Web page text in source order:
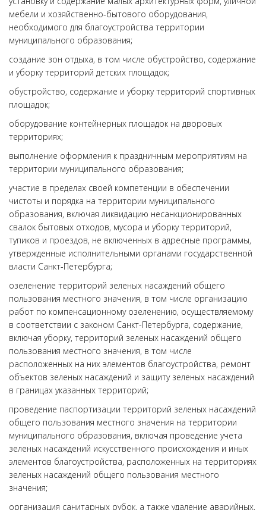
мебели и хозяйственно-бытового оборудования,
необходимого для благоустройства территории
муниципального образования;
создание зон отдыха, в том числе обустройство, содержание
и уборку территорий детских площадок;
обустройство, содержание и уборку территорий спортивных
площадок;
оборудование контейнерных площадок на дворовых
территориях;
выполнение оформления к праздничным мероприятиям на
территории муниципального образования;
участие в пределах своей компетенции в обеспечении
чистоты и порядка на территории муниципального
образования, включая ликвидацию несанкционированных
свалок бытовых отходов, мусора и уборку территорий,
тупиков и проездов, не включенных в адресные программы,
утвержденные исполнительными органами государственной
власти Санкт-Петербурга;
озеленение территорий зеленых насаждений общего
пользования местного значения, в том числе организацию
работ по компенсационному озеленению, осуществляемому
в соответствии с законом Санкт-Петербурга, содержание,
включая уборку, территорий зеленых насаждений общего
пользования местного значения, в том числе
расположенных на них элементов благоустройства, ремонт
объектов зеленых насаждений и защиту зеленых насаждений
в границах указанных территорий;
проведение паспортизации территорий зеленых насаждений
общего пользования местного значения на территории
муниципального образования, включая проведение учета
зеленых насаждений искусственного происхождения и иных
элементов благоустройства, расположенных на территориях
зеленых насаждений общего пользования местного
значения;
организация санитарных рубок, а также удаление аварийных,